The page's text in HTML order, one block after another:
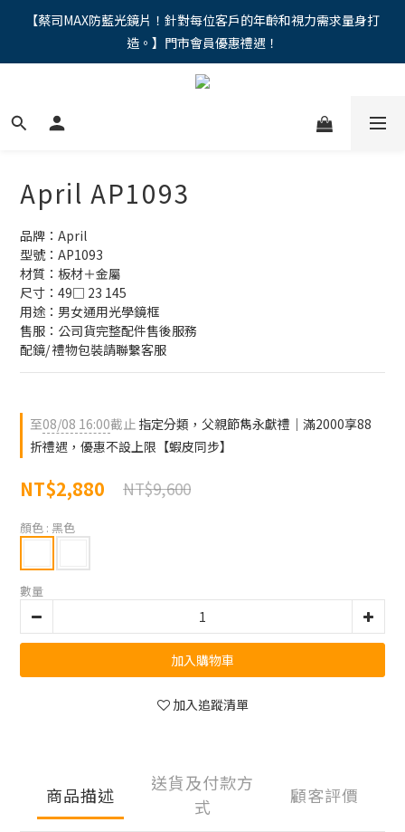
"馬年新章續寫，視界品味進階，限時禮遇 9 折無上限，12期分期
免手續費。。
【蔡司MAX防藍光鏡片！針對每位客戶的年齡和視力需求量身打
造。】門市會員優惠禮遇！
"馬年新章續寫，視界品味進階，限時禮遇 9 折無上限，12期分期
April AP1093
品牌：April
型號：AP1093
材質：板材＋金屬
尺寸：49□ 23 145
用途：男女通用光學鏡框
售服：公司貨完整配件售後服務
配鏡/ 禮物包裝請聯繫客服
至08/08 16:00截止 指定分類，父親節雋永獻禮｜滿2000享88
折禮遇，優惠不設上限【蝦皮同步】
NT$2,880 NT$9,600
顏色 : 黑色
數量
加入購物車
加入追蹤清單
商品描述
送貨及付款方
式
顧客評價